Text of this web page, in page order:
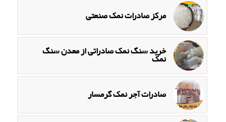
مرکز صادرات نمک صنعتی
خرید سنگ نمک صادراتی از معدن سنگ
نمک
صادرات آجر نمک گرمسار